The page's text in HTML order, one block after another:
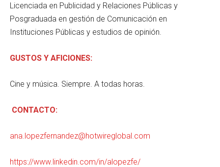
Licenciada en Publicidad y Relaciones Públicas y
Posgraduada en gestión de Comunicación en
Instituciones Públicas y estudios de opinión.
GUSTOS Y AFICIONES:
Cine y música. Siempre. A todas horas.
CONTACTO:
ana.lopezfernandez@hotwireglobal.com
https://www.linkedin.com/in/alopezfe/